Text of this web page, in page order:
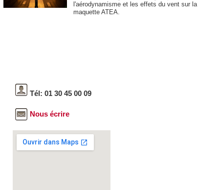
l'aérodynamisme et les effets du vent sur la
maquette ATEA.
Tél: 01 30 45 00 09
Nous écrire